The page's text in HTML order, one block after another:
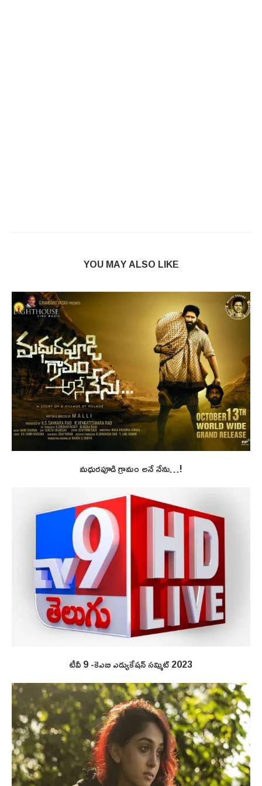
YOU MAY ALSO LIKE
మధురపూడి గ్రామం అనే నేను…!
టీవీ 9 -కెఎబి ఎడ్యుకేషన్ సమ్మిట్ 2023